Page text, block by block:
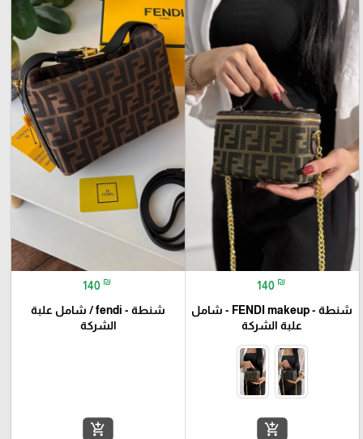
140 ₪
شنطة - FENDI makeup - شامل
علبة الشركة
add_shopping_cart
140 ₪
شنطة - fendi / شامل علبة
الشركة
add_shopping_cart